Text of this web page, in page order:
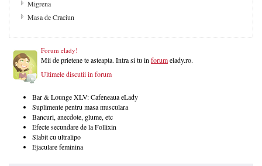
Migrena
Masa de Craciun
Forum elady!
Mii de prietene te asteapta. Intra si tu in forumelady.ro.
Ultimele discutii in forum
Bar & Lounge XLV: Cafeneaua eLady
Suplimente pentru masa musculara
Bancuri, anecdote, glume, etc
Efecte secundare de la Follixin
Slabit cu ultralipo
Ejaculare feminina